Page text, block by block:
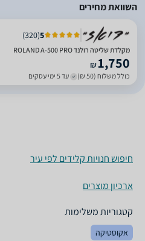
השוואת מחירים
5
(
320
)
מקלדת שליטה רולנד ROLAND A-500 PRO
₪1,750
כולל משלוח (50 ₪) עד 5 ימי עסקים
חיפוש חנויות קלידים לפי עיר
ארכיון מוצרים
קטגוריות משלימות
אקוסטיקה